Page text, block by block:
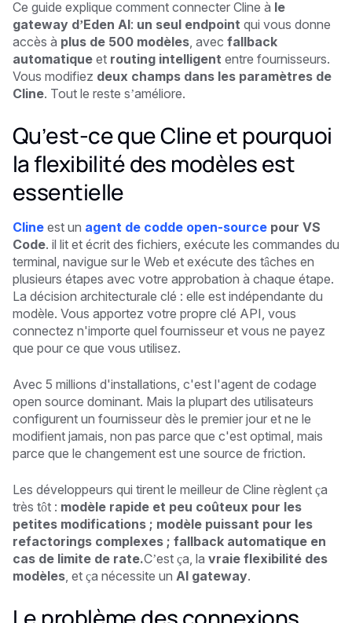
Ce guide explique comment connecter Cline à le
gateway d’Eden AI: un seul endpoint qui vous donne
accès à plus de 500 modèles , avec fallback
automatique et routing intelligent entre fournisseurs.
Vous modifiez deux champs dans les paramètres de
Cline. Tout le reste s’améliore.
Qu’est-ce que Cline et pourquoi
la flexibilité des modèles est
essentielle
Cline est un agent de codde open-source pour VS
Code. il lit et écrit des fichiers, exécute les commandes du
terminal, navigue sur le Web et exécute des tâches en
plusieurs étapes avec votre approbation à chaque étape.
La décision architecturale clé : elle est indépendante du
modèle. Vous apportez votre propre clé API, vous
connectez n'importe quel fournisseur et vous ne payez
que pour ce que vous utilisez.
Avec 5 millions d'installations, c'est l'agent de codage
open source dominant. Mais la plupart des utilisateurs
configurent un fournisseur dès le premier jour et ne le
modifient jamais, non pas parce que c'est optimal, mais
parce que le changement est une source de friction.
Les développeurs qui tirent le meilleur de Cline règlent ça
très tôt : modèle rapide et peu coûteux pour les
petites modifications ; modèle puissant pour les
refactorings complexes ; fallback automatique en
cas de limite de rate.C’est ça, la vraie flexibilité des
modèles , et ça nécessite un AI gateway.